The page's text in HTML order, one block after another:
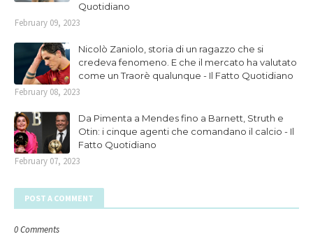
Quotidiano
February 09, 2023
Nicolò Zaniolo, storia di un ragazzo che si
credeva fenomeno. E che il mercato ha valutato
come un Traorè qualunque - Il Fatto Quotidiano
February 08, 2023
Da Pimenta a Mendes fino a Barnett, Struth e
Otin: i cinque agenti che comandano il calcio - Il
Fatto Quotidiano
February 07, 2023
POST A COMMENT
0 Comments